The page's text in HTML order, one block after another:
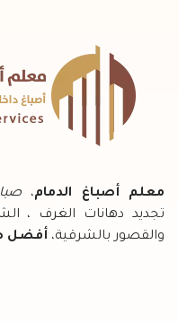
معلم أصباغ الدمام،
تجديد دهانات الغرف ،
والقصور بالشرقية، أفضل